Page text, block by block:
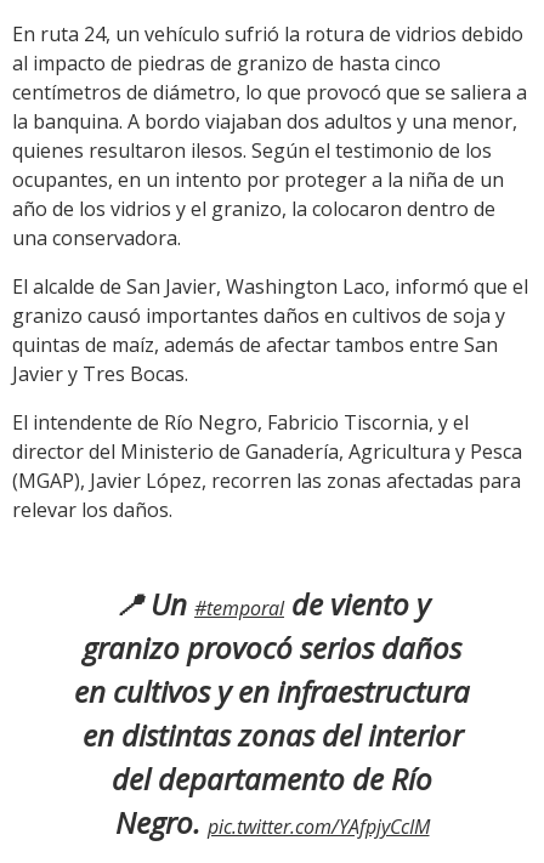
En ruta 24, un vehículo sufrió la rotura de vidrios debido
al impacto de piedras de granizo de hasta cinco
centímetros de diámetro, lo que provocó que se saliera a
la banquina. A bordo viajaban dos adultos y una menor,
quienes resultaron ilesos. Según el testimonio de los
ocupantes, en un intento por proteger a la niña de un
año de los vidrios y el granizo, la colocaron dentro de
una conservadora.
El alcalde de San Javier, Washington Laco, informó que el
granizo causó importantes daños en cultivos de soja y
quintas de maíz, además de afectar tambos entre San
Javier y Tres Bocas.
El intendente de Río Negro, Fabricio Tiscornia, y el
director del Ministerio de Ganadería, Agricultura y Pesca
(MGAP), Javier López, recorren las zonas afectadas para
relevar los daños.
📍 Un #temporalde viento y
granizo provocó serios daños
en cultivos y en infraestructura
en distintas zonas del interior
del departamento de Río
Negro. pic.twitter.com/YAfpjyCcIM